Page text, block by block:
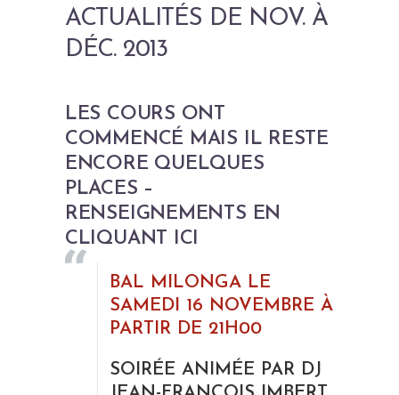
ACTUALITÉS DE NOV. À
DÉC. 2013
LES COURS ONT
COMMENCÉ MAIS IL RESTE
ENCORE QUELQUES
PLACES –
RENSEIGNEMENTS EN
CLIQUANT ICI
BAL MILONGA LE
SAMEDI 16 NOVEMBRE À
PARTIR DE 21H00
SOIRÉE ANIMÉE PAR DJ